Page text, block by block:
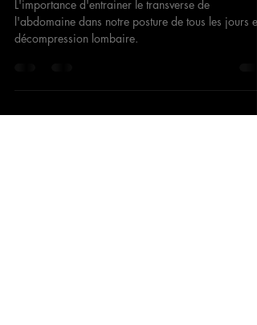
gainage!
L'importance d'entrainer le transverse de